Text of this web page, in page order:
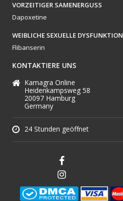
VORZEITIGER SAMENERGUSS
Dapoxetine
WEIBLICHE SEXUELLE DYSFUNKTION
Flibanserin
KONTAKTIERE UNS
Kamagra Online
Heidenkampsweg 58
20097 Hamburg
Germany
24 Stunden geöffnet